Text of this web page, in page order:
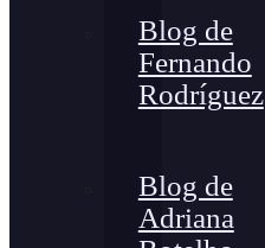
Blog de
Fernando
Rodríguez
Blog de
Adriana